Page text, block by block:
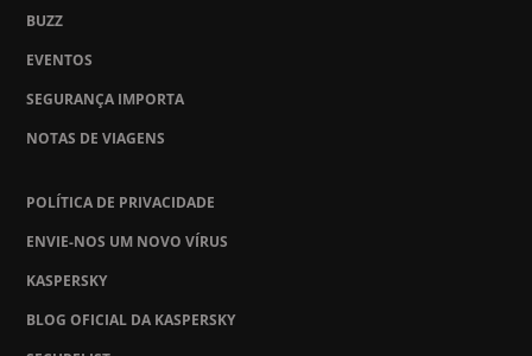
BUZZ
EVENTOS
SEGURANÇA IMPORTA
NOTAS DE VIAGENS
POLÍTICA DE PRIVACIDADE
ENVIE-NOS UM NOVO VÍRUS
KASPERSKY
BLOG OFICIAL DA KASPERSKY